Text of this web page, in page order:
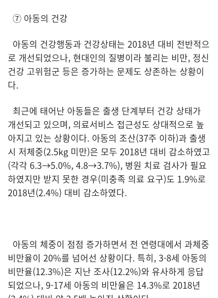
⑦ 아동의 건강
아동의 건강행동과 건강상태는 2018년 대비 전반적으
로 개선되었으나, 현대인의 질병이라 불리는 비만, 정신
건강 고위험군 등은 증가하는 문제도 상존하는 상황이
다.
최근에 태어난 아동들은 출생 단계부터 건강 상태가
개선되고 있으며, 의료서비스 접근성도 상대적으로 높
아지고 있는 상황이다. 아동의 조산(37주 이하)과 출생
시 저체중(2.5kg 미만)은 모두 2018년 대비 감소하였고
(각각 6.3→5.0%, 4.8→3.7%), 병원 치료 검사가 필요
하였지만 받지 못한 경우(미충족 의료 요구)도 1.9%로
2018년(2.4%) 대비 감소하였다.
아동의 체중이 점점 증가하면서 전 연령대에서 과체중
비만율이 20%를 넘어선 상황이다. 특히, 3-8세 아동의
비만율(12.3%)은 지난 조사(12.2%)와 유사하게 응답
되었으나, 9-17세 아동의 비만율은 14.3%로 2018년